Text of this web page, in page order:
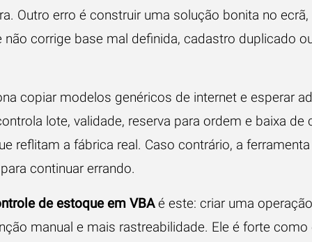
Outro erro é construir uma solução bonita no
não corrige base mal definida, cadastro duplicado
copiar modelos genéricos de internet e esperar
lote, validade, reserva para ordem e baixa de
reflitam a fábrica real. Caso contrário, a
continuar errando.
de estoque em VBAé este: criar uma
manual e mais rastreabilidade. Ele é forte como